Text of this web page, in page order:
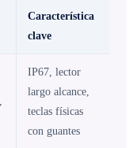
Característica
clave
IP67, lector
largo alcance,
teclas físicas
con guantes